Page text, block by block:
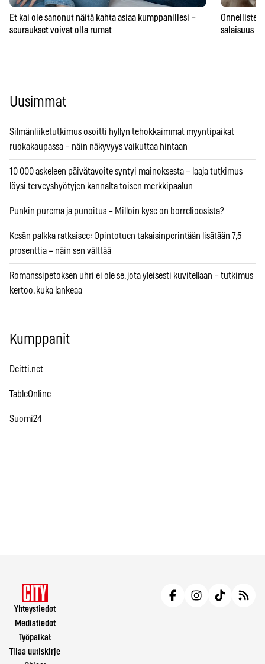
Et kai ole sanonut näitä kahta asiaa kumppanillesi –
seuraukset voivat olla rumat
Onnellisten
salaisuus –
Uusimmat
Silmänliiketutkimus osoitti hyllyn tehokkaimmat myyntipaikat
ruokakaupassa – näin näkyvyys vaikuttaa hintaan
10 000 askeleen päivätavoite syntyi mainoksesta – laaja tutkimus
löysi terveyshyötyjen kannalta toisen merkkipaalun
Punkin purema ja punoitus – Milloin kyse on borrelioosista?
Kesän palkka ratkaisee: Opintotuen takaisinperintään lisätään 7,5
prosenttia – näin sen välttää
Romanssipetoksen uhri ei ole se, jota yleisesti kuvitellaan – tutkimus
kertoo, kuka lankeaa
Kumppanit
Deitti.net
TableOnline
Suomi24
Yhteystiedot
Mediatiedot
Työpaikat
Tilaa uutiskirje